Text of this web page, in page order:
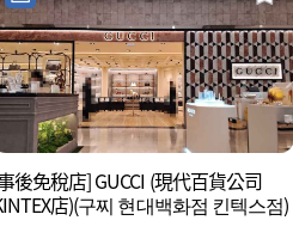
後免稅店] GUCCI (現代百貨公司
店)(구찌 현대백화점 킨텍스점)